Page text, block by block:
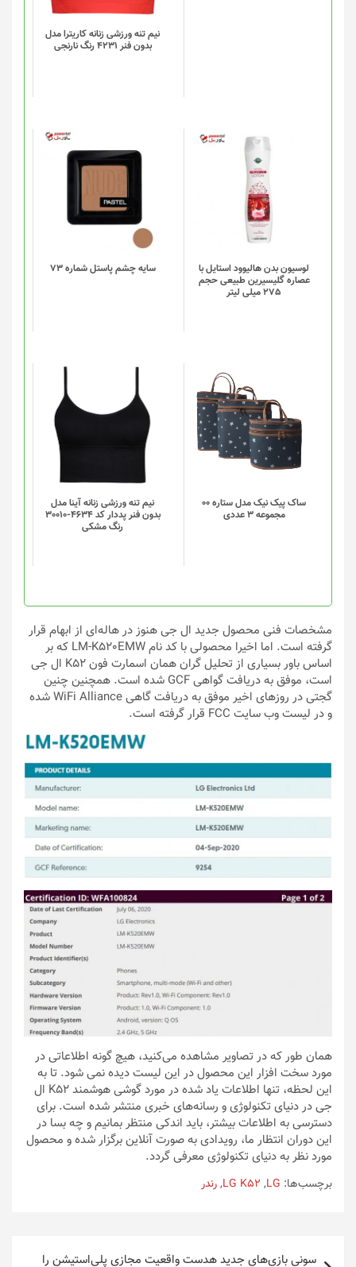
نیم تنه ورزشی زنانه کاریترا مدل
بدون فنر 4231 رنگ نارنجی
باشد.
گزینه
ها
محصول
انتخاب
شوند
لوسیون بدن هالیوود استایل با
عصاره گلیسیرین طبیعی حجم
275 میلی لیتر
سایه چشم پاستل شماره 73
ساک پیک نیک مدل ستاره 00
مجموعه 3 عددی
این
محصول
دارای
انواع
مختلفی
گزینه
ها
محصول
شوند
نیم تنه ورزشی زنانه آینا مدل
بدون فنر پددار کد 4634-30010
رنگ مشکی
محصول
دارای
باشد.
گزینه
ها
ممکن
محصول
شوند
مشخصات فنی محصول جدید ال جی هنوز در هاله‌ای از ابهام قرار
گرفته است. اما اخیرا محصولی با کد نام LM-K520EMW که بر
اساس باور بسیاری از تحلیل گران همان اسمارت فون K52 ال جی
است، موفق به دریافت گواهی GCF شده است. همچنین چنین
گجتی در روزهای اخیر موفق به دریافت گاهی WiFi Alliance شده
و در لیست وب سایت FCC قرار گرفته است.
همان طور که در تصاویر مشاهده می‌کنید، هیچ گونه اطلاعاتی در
مورد سخت افزار این محصول در این لیست دیده نمی شود. تا به
این لحظه، تنها اطلاعات یاد شده در مورد گوشی هوشمند K52 ال
جی در دنیای تکنولوژی و رسانه‌های خبری منتشر شده است. برای
دسترسی به اطلاعات بیشتر، باید اندکی منتظر بمانیم و چه بسا در
این دوران انتظار ما، رویدادی به صورت آنلاین برگزار شده و محصول
مورد نظر به دنیای تکنولوژی معرفی گردد.
برچسب‌ها: LG
,
LG K52
,رندر
سونی بازی‌های جدید هدست واقعیت مجازی پلی‌استیشن را